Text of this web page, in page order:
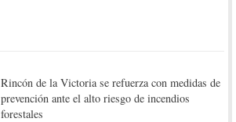
Rincón de la Victoria se refuerza con medidas de
prevención ante el alto riesgo de incendios
forestales